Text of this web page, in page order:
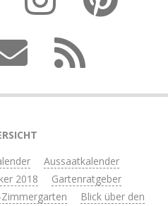
Aussaatkalender
2018
Gartenratgeber
Zimmergarten
Blick über den